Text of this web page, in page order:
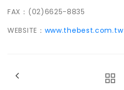
FAX：(02)6625-8835
WEBSITE： www.thebest.com.tw